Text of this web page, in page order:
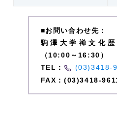
■お問い合わせ先：
駒澤大学禅文化
（10:00～16:30）
TEL：
(03)3418-
FAX：(03)3418-